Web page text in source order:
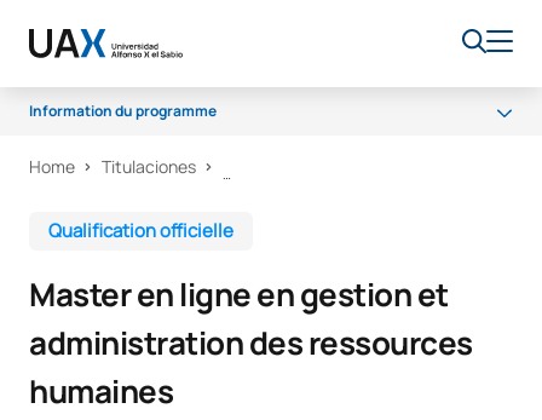
Information du programme
Programme
FAQ
Home Titulaciones
Qualification officielle
Master en ligne en gestion et
administration des ressources
humaines